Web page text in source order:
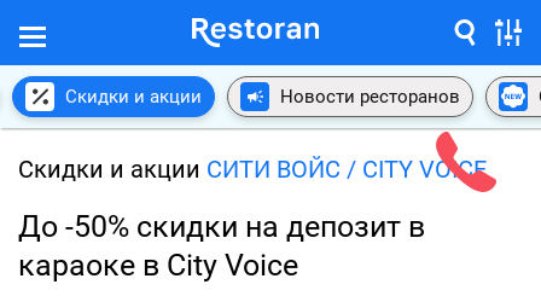
Скидки и акции Новости ресторанов
Скидки и акции СИТИ ВОЙС / CITY VOICE
До -50% скидки на депозит в
караоке в City Voice